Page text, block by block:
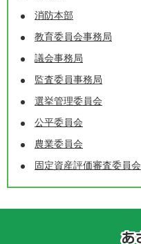
消防本部
教育委員会事務局
議会事務局
監査委員事務局
選挙管理委員会
公平委員会
農業委員会
固定資産評価審査委員会